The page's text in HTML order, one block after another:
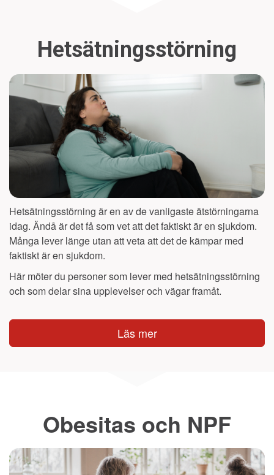
Hetsätningsstörning
Hetsätningsstörning är en av de vanligaste ätstörningarna
idag. Ändå är det få som vet att det faktiskt är en sjukdom.
Många lever länge utan att veta att det de kämpar med
faktiskt är en sjukdom.
Här möter du personer som lever med hetsätningsstörning
och som delar sina upplevelser och vägar framåt.
Läs mer
Obesitas och NPF